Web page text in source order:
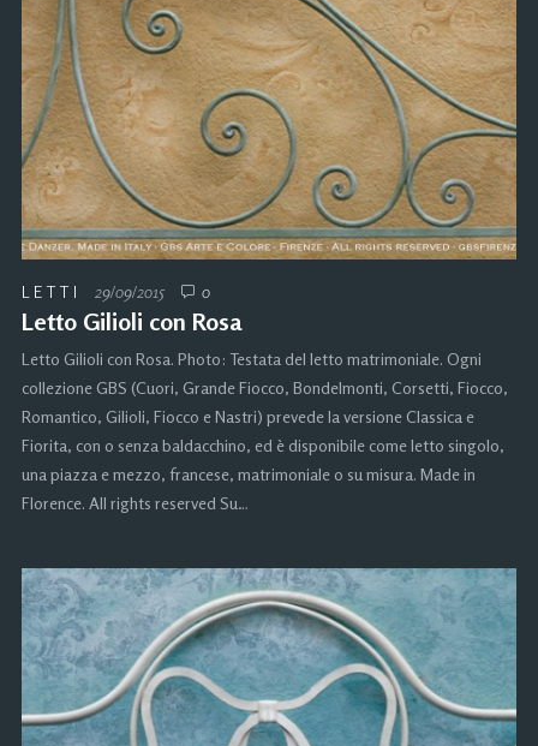
LETTI 29/09/2015 0
Letto Gilioli con Rosa
Letto Gilioli con Rosa. Photo: Testata del letto matrimoniale. Ogni
collezione GBS (Cuori, Grande Fiocco, Bondelmonti, Corsetti, Fiocco,
Romantico, Gilioli, Fiocco e Nastri) prevede la versione Classica e
Fiorita, con o senza baldacchino, ed è disponibile come letto singolo,
una piazza e mezzo, francese, matrimoniale o su misura. Made in
Florence. All rights reserved Su…